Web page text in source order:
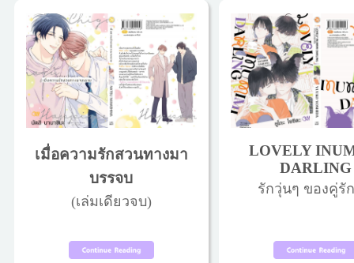
เมื่อความรักสวนทางมา
บรรจบ
(เล่มเดียวจบ)
LOVELY
DARLING
รักวุ่นๆ ของคู่รั